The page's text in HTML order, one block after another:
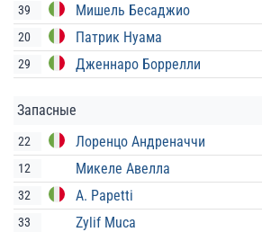
39 Мишель Бесаджио
20 Патрик Нуама
29 Дженнаро Боррелли
Запасные
22 Лоренцо Андреначчи
12 Микеле Авелла
32 A. Papetti
33 Zylif Muca